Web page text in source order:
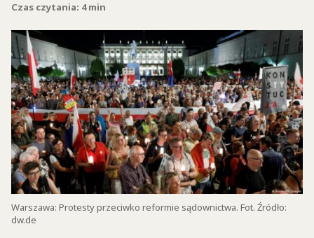
Czas czytania: 4 min
Warszawa: Protesty przeciwko reformie sądownictwa. Fot. Źródło:
dw.de